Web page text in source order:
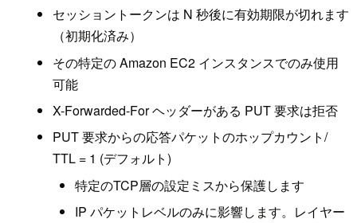
セッショントークンは N 秒後に有効期限が切れます
（初期化済み）
その特定の Amazon EC2 インスタンスでのみ使用
可能
X-Forwarded-For ヘッダーがある PUT 要求は拒否
PUT 要求からの応答パケットのホップカウント/
TTL = 1 (デフォルト)
特定のTCP層の設定ミスから保護します
IP パケットレベルのみに影響します。レイヤー